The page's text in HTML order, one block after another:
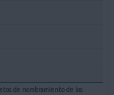
de nombramiento de los